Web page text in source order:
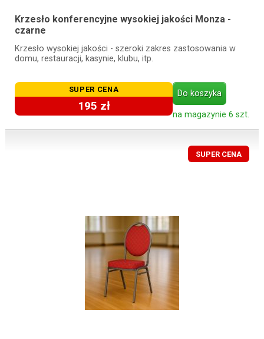
Krzesło konferencyjne wysokiej jakości Monza -
czarne
Krzesło wysokiej jakości - szeroki zakres zastosowania w
domu, restauracji, kasynie, klubu, itp.
SUPER CENA
195 zł
Do koszyka
na magazynie 6 szt.
SUPER CENA